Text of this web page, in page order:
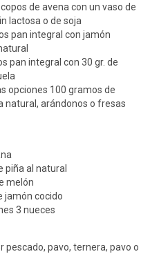
de avena con un vaso de
lactosa o de soja
pan integral con jamón
pan integral con 30 gr. de
opciones 100 gramos de
natural, arándonos o fresas
piña al natural
melón
jamón cocido
3 nueces
pescado, pavo, ternera, pavo o